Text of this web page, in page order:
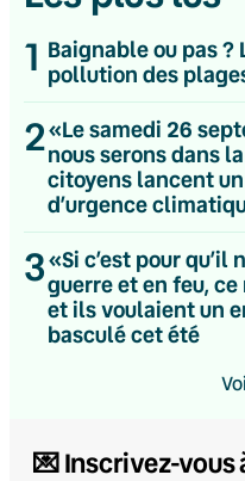
programme du RN est
certaines
frontières,
tolérance qu’il
David Rachline pour
Bref, c’est par
absolu de tolérance de
non ?
suite de
1 Baignable ou pas ?
pollution des
2«Le samedi 26
nous serons dans
citoyens lancent
d’urgence
3«Si c’est pour qu’il
guerre et en feu,
et ils voulaient un
basculé cet été
💌 Inscrivez-vous